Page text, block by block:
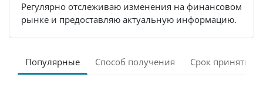
Регулярно отслеживаю изменения на финансовом
рынке и предоставляю актуальную информацию.
Популярные Способ получения Срок принятия